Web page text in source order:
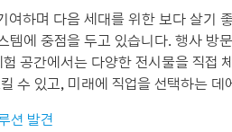
여하며 다음 세대를 위한 보다 살기
템에 중점을 두고 있습니다. 행사 방
공간에서는 다양한 전시물을 직접
수 있고, 미래에 직업을 선택하는
션 발견